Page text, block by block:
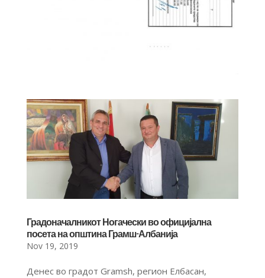
Градоначалникот Ногачески во официјална
посета на општина Грамш-Албанија
Nov 19, 2019
Денес во градот Gramsh, регион Елбасан,